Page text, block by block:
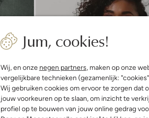
Jum, cookies!
Wij, en onze negen partners, maken op onze
vergelijkbare technieken (gezamenlijk:
Wij gebruiken cookies om ervoor te zorgen dat
jouw voorkeuren op te slaan, om inzicht te
profiel op te bouwen van jouw online gedrag